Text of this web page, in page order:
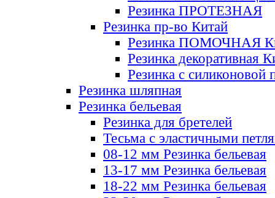
Резинка ПРОТЕЗНАЯ
Резинка пр-во Китай
Резинка ПОМОЧНАЯ
Резинка декоративная
Резинка с силиконовой
Резинка шляпная
Резинка бельевая
Резинка для бретелей
Тесьма с эластичными
08-12 мм Резинка бельевая
13-17 мм Резинка бельевая
18-22 мм Резинка бельевая